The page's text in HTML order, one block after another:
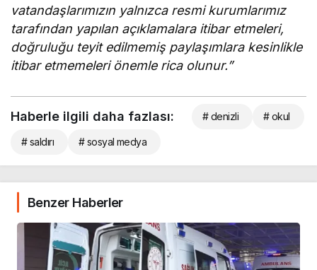
vatandaşlarımızın yalnızca resmi kurumlarımız
tarafından yapılan açıklamalara itibar etmeleri,
doğruluğu teyit edilmemiş paylaşımlara kesinlikle
itibar etmemeleri önemle rica olunur.”
Haberle ilgili daha fazlası: # denizli # okul
# saldırı # sosyal medya
Benzer Haberler